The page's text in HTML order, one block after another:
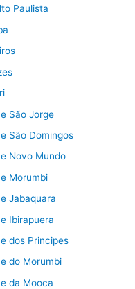
Paulista
São Jorge
São Domingos
Novo Mundo
Morumbi
Jabaquara
Ibirapuera
dos Principes
do Morumbi
da Mooca